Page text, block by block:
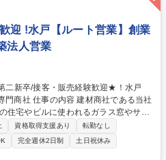
プ会社を除けば大手のみ、自分が提
店舗やECサイトで展開となり、スケ
集職種 【大手小売業
で異業界からでも活躍可能！
迎 !水戸【ルート営業】創業
法人営業
社である当社
住宅やビルに使われるガラス窓やサッ
や施工提案などをお任せします。お客
献◎ ■茨城県内の20～25
わたるお付き合いのあるお客様が多
資格取得支援あり
転勤なし
完全週休2日制
土日祝休み